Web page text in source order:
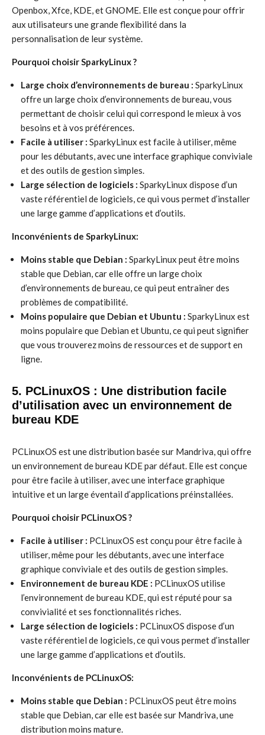
Openbox, Xfce, KDE, et GNOME. Elle est conçue pour offrir
aux utilisateurs une grande flexibilité dans la
personnalisation de leur système.
Pourquoi choisir SparkyLinux ?
Large choix d’environnements de bureau : SparkyLinux
offre un large choix d’environnements de bureau, vous
permettant de choisir celui qui correspond le mieux à vos
besoins et à vos préférences.
Facile à utiliser : SparkyLinux est facile à utiliser, même
pour les débutants, avec une interface graphique conviviale
et des outils de gestion simples.
Large sélection de logiciels : SparkyLinux dispose d’un
vaste référentiel de logiciels, ce qui vous permet d’installer
une large gamme d’applications et d’outils.
Inconvénients de SparkyLinux:
Moins stable que Debian : SparkyLinux peut être moins
stable que Debian, car elle offre un large choix
d’environnements de bureau, ce qui peut entraîner des
problèmes de compatibilité.
Moins populaire que Debian et Ubuntu : SparkyLinux est
moins populaire que Debian et Ubuntu, ce qui peut signifier
que vous trouverez moins de ressources et de support en
ligne.
5. PCLinuxOS : Une distribution facile
d’utilisation avec un environnement de
bureau KDE
PCLinuxOS est une distribution basée sur Mandriva, qui offre
un environnement de bureau KDE par défaut. Elle est conçue
pour être facile à utiliser, avec une interface graphique
intuitive et un large éventail d’applications préinstallées.
Pourquoi choisir PCLinuxOS ?
Facile à utiliser : PCLinuxOS est conçu pour être facile à
utiliser, même pour les débutants, avec une interface
graphique conviviale et des outils de gestion simples.
Environnement de bureau KDE : PCLinuxOS utilise
l’environnement de bureau KDE, qui est réputé pour sa
convivialité et ses fonctionnalités riches.
Large sélection de logiciels : PCLinuxOS dispose d’un
vaste référentiel de logiciels, ce qui vous permet d’installer
une large gamme d’applications et d’outils.
Inconvénients de PCLinuxOS:
Moins stable que Debian : PCLinuxOS peut être moins
stable que Debian, car elle est basée sur Mandriva, une
distribution moins mature.